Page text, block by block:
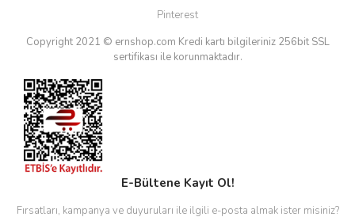
Pinterest
Copyright 2021 © ernshop.com Kredi kartı bilgileriniz 256bit SSL
sertifikası ile korunmaktadır.
E-Bültene Kayıt Ol!
Fırsatları, kampanya ve duyuruları ile ilgili e-posta almak ister misiniz?